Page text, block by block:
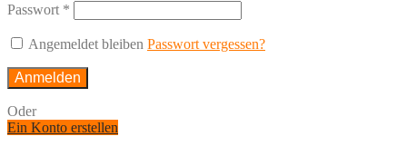
Passwort *
Angemeldet bleiben Passwort vergessen?
Anmelden
Oder
Ein Konto erstellen